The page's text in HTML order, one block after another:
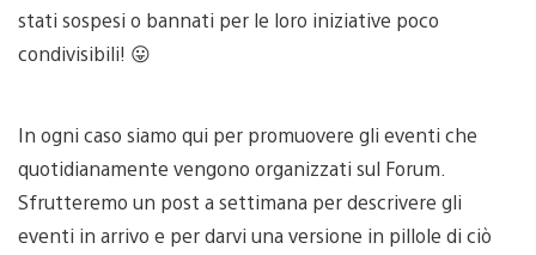
stati sospesi o bannati per le loro iniziative poco
condivisibili! 😛
In ogni caso siamo qui per promuovere gli eventi che
quotidianamente vengono organizzati sul Forum.
Sfrutteremo un post a settimana per descrivere gli
eventi in arrivo e per darvi una versione in pillole di ciò